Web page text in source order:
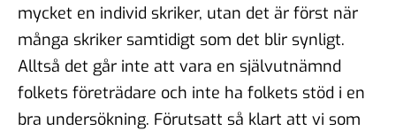
mycket en individ skriker, utan det är först när
många skriker samtidigt som det blir synligt.
Alltså det går inte att vara en självutnämnd
folkets företrädare och inte ha folkets stöd i en
bra undersökning. Förutsatt så klart att vi som